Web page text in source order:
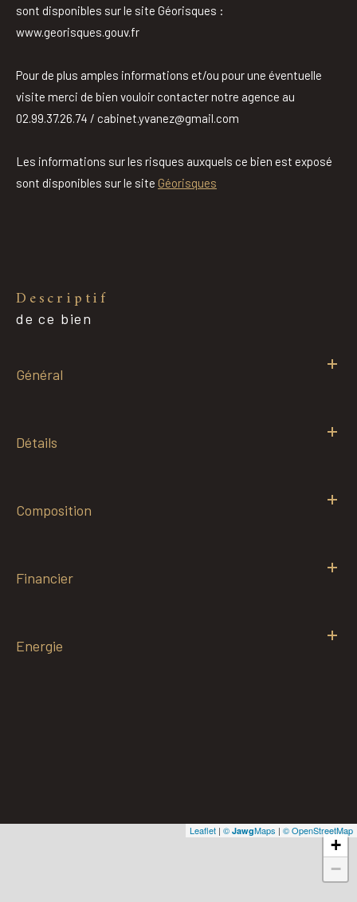
sont disponibles sur le site Géorisques :
www.georisques.gouv.fr
Pour de plus amples informations et/ou pour une éventuelle
visite merci de bien vouloir contacter notre agence au
02.99.37.26.74 / cabinet.yvanez@gmail.com
Les informations sur les risques auxquels ce bien est exposé
sont disponibles sur le site Géorisques
descriptif
de ce bien
Général
Détails
Composition
Financier
Energie
+
−
Leaflet | © JawgMaps | © OpenStreetMap